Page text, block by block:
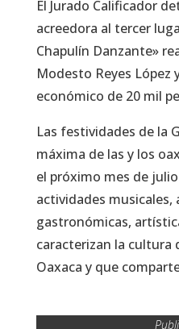
El Jurado Calificador
acreedora al tercer
Chapulín Danzante»
Modesto Reyes López
económico de 20 mil
Las festividades de la
máxima de las y los
el próximo mes de
actividades musicales,
gastronómicas,
caracterizan la cultura
Oaxaca y que